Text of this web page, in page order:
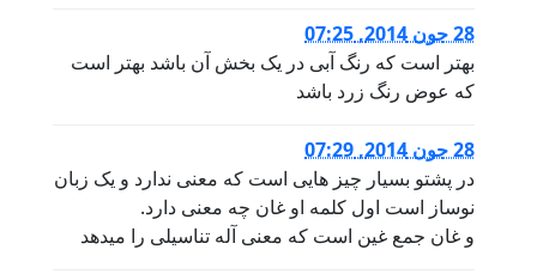
28 جون 2014, 07:25
بهتر است که رنگ آبی در یک بخش آن باشد بهتر است
که عوض رنگ زرد باشد
28 جون 2014, 07:29
در پشتو بسیار چیز هایی است که معنی ندارد و یک زبان
نوساز است اول کلمه او غان چه معنی دارد.
و غان جمع غین است که معنی آله تناسیلی را میدهد